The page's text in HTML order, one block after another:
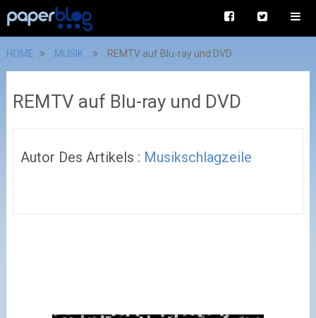
HOME MUSIK REMTV auf Blu-ray und DVD
REMTV auf Blu-ray und DVD
Autor Des Artikels : Musikschlagzeile